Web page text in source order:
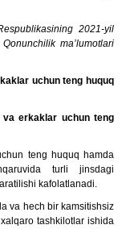
2021-yil
ma’lumotlari
uchun teng huquq
va erkaklar uchun teng
teng huquq hamda
turli jinsdagi
kafolatlanadi.
va hech bir kamsitishsiz
tashkilotlar ishida